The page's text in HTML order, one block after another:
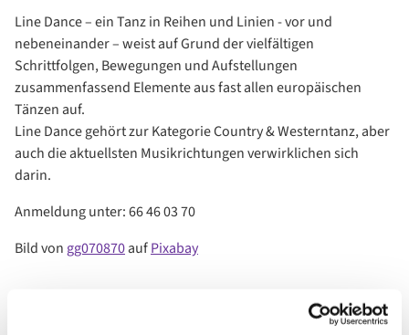
Line Dance – ein Tanz in Reihen und Linien - vor und
nebeneinander – weist auf Grund der vielfältigen
Schrittfolgen, Bewegungen und Aufstellungen
zusammenfassend Elemente aus fast allen europäischen
Tänzen auf.
Line Dance gehört zur Kategorie Country & Westerntanz, aber
auch die aktuellsten Musikrichtungen verwirklichen sich
darin.
Anmeldung unter: 66 46 03 70
Bild von gg070870aufPixabay